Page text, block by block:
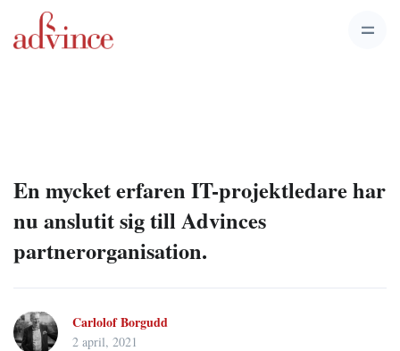
En mycket erfaren IT-projektledare har
nu anslutit sig till Advinces
partnerorganisation.
Carlolof Borgudd
2 april, 2021